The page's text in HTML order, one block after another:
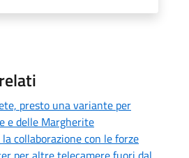
presto una variante per
e delle Margherite
collaborazione con le forze